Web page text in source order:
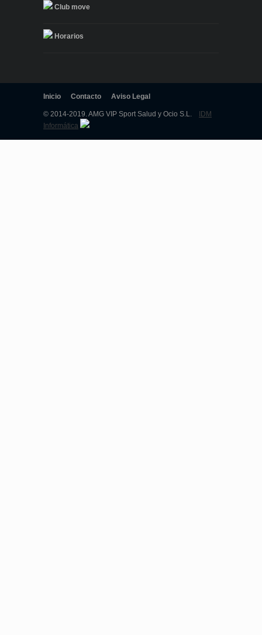
Club move
Horarios
Inicio Contacto Aviso Legal
© 2014-2019. AMG VIP Sport Salud y Ocio S.L. IDM
Informática